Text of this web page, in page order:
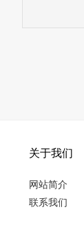
关于我们
网站简介
联系我们